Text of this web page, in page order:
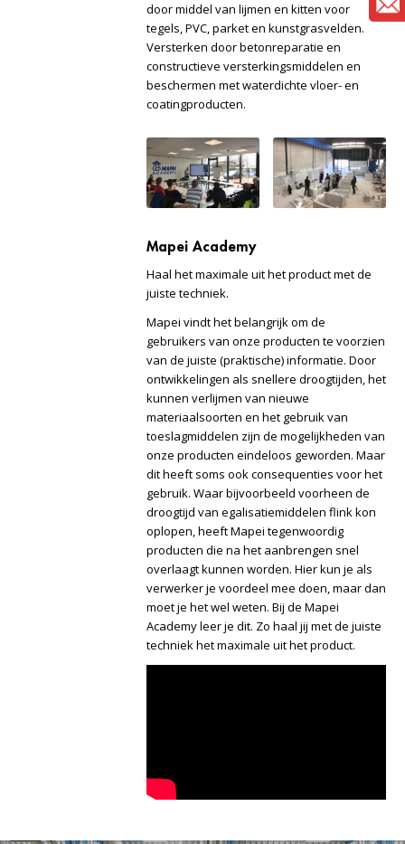
door middel van lijmen en kitten voor
tegels, PVC, parket en kunstgrasvelden.
Versterken door betonreparatie en
constructieve versterkingsmiddelen en
beschermen met waterdichte vloer- en
coatingproducten.
Mapei Academy
Haal het maximale uit het product met de
juiste techniek.
Mapei vindt het belangrijk om de
gebruikers van onze producten te voorzien
van de juiste (praktische) informatie. Door
ontwikkelingen als snellere droogtijden, het
kunnen verlijmen van nieuwe
materiaalsoorten en het gebruik van
toeslagmiddelen zijn de mogelijkheden van
onze producten eindeloos geworden. Maar
dit heeft soms ook consequenties voor het
gebruik. Waar bijvoorbeeld voorheen de
droogtijd van egalisatiemiddelen flink kon
oplopen, heeft Mapei tegenwoordig
producten die na het aanbrengen snel
overlaagt kunnen worden. Hier kun je als
verwerker je voordeel mee doen, maar dan
moet je het wel weten. Bij de Mapei
Academy leer je dit. Zo haal jij met de juiste
techniek het maximale uit het product.